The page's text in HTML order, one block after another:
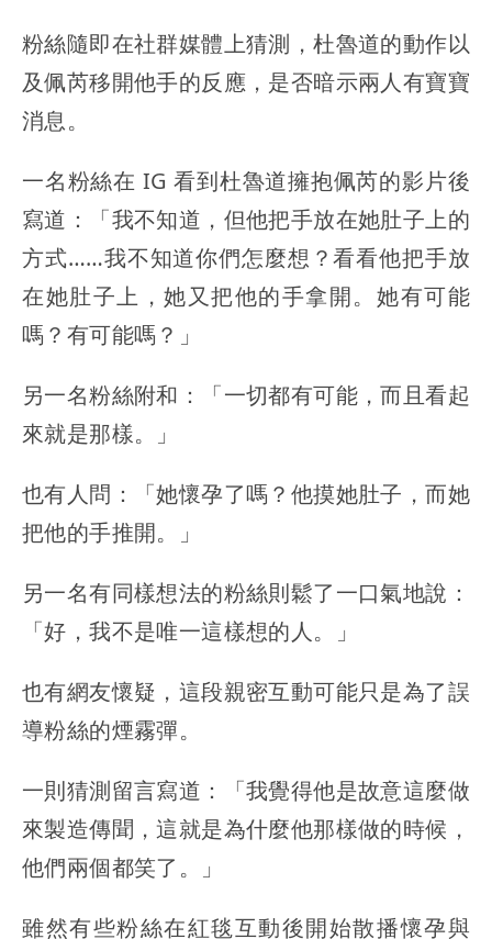
粉絲隨即在社群媒體上猜測，杜魯道的動作以
及佩芮移開他手的反應，是否暗示兩人有寶寶
消息。
一名粉絲在 IG 看到杜魯道擁抱佩芮的影片後
寫道：「我不知道，但他把手放在她肚子上的
方式……我不知道你們怎麼想？看看他把手放
在她肚子上，她又把他的手拿開。她有可能
嗎？有可能嗎？」
另一名粉絲附和：「一切都有可能，而且看起
來就是那樣。」
也有人問：「她懷孕了嗎？他摸她肚子，而她
把他的手推開。」
另一名有同樣想法的粉絲則鬆了一口氣地說：
「好，我不是唯一這樣想的人。」
也有網友懷疑，這段親密互動可能只是為了誤
導粉絲的煙霧彈。
一則猜測留言寫道：「我覺得他是故意這麼做
來製造傳聞，這就是為什麼他那樣做的時候，
他們兩個都笑了。」
雖然有些粉絲在紅毯互動後開始散播懷孕與